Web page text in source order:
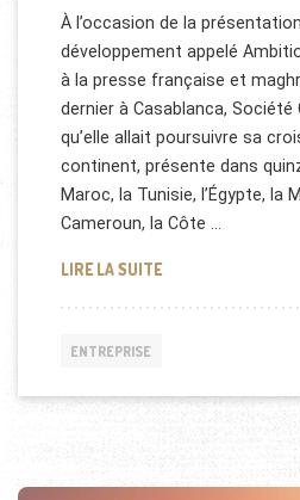
À l’occasion de la
développement appelé
à la presse française et
dernier à Casablanca, Société
qu’elle allait poursuivre sa
continent, présente dans
Maroc, la Tunisie, l’Égypte, la
Cameroun, la Côte …
LIRE LA SUITESOCIÉTÉ GÉNÉRALE
ENTREPRISE